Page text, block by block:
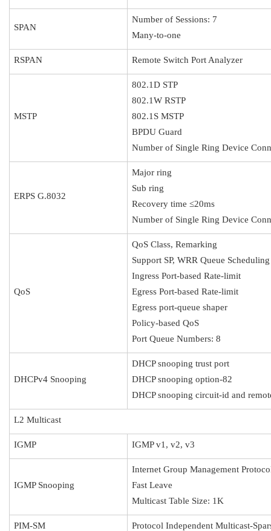
SPAN
Number of Sessions: 7
Many-to-one
RSPAN Remote Switch Port Analyzer
MSTP
802.1D STP
802.1W RSTP
802.1S MSTP
BPDU Guard
Number of Single Ring Device
ERPS G.8032
Major ring
Sub ring
Recovery time ≤20ms
Number of Single Ring Device
QoS
QoS Class, Remarking
Support SP, WRR Queue Scheduling
Ingress Port-based Rate-limit
Egress Port-based Rate-limit
Egress port-queue shaper
Policy-based QoS
Port Queue Numbers: 8
DHCPv4 Snooping
DHCP snooping trust port
DHCP snooping option-82
DHCP snooping circuit-id and
L2 Multicast
IGMP IGMP v1, v2, v3
IGMP Snooping
Internet Group Management
Fast Leave
Multicast Table Size: 1K
PIM-SM Protocol Independent Multicast-